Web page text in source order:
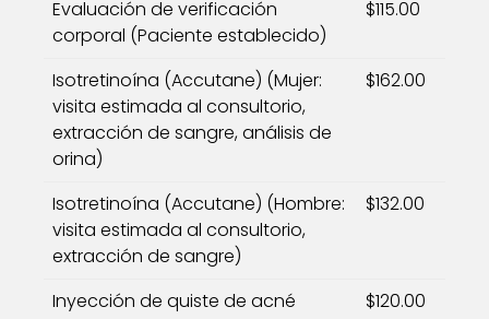
Evaluación de verificación
corporal (Paciente establecido)
$115.00
Isotretinoína (Accutane) (Mujer:
visita estimada al consultorio,
extracción de sangre, análisis de
orina)
$162.00
Isotretinoína (Accutane) (Hombre:
visita estimada al consultorio,
extracción de sangre)
$132.00
Inyección de quiste de acné
$120.00